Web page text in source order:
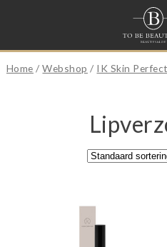
Home /Webshop / IK Skin